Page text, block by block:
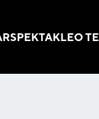
SPEKTAKLEO